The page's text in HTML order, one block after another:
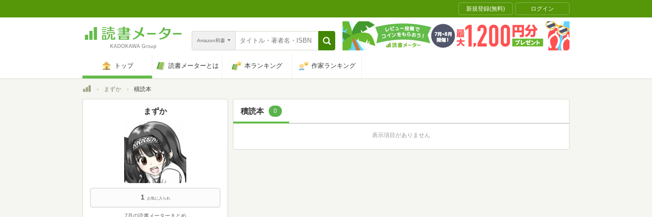
新規登録(無料) ログイン
Amazon和書
トップ 読書メーターとは 本ランキング 作家ランキング
トップまずか 積読本
積読本 0
表示項目がありません
まずか
1 お気に入られ
7月の読書メーターまとめ